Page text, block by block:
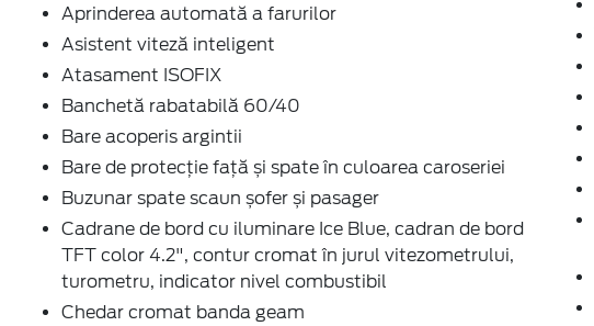
Aprinderea automată a farurilor
Asistent viteză inteligent
Atasament ISOFIX
Banchetă rabatabilă 60/40
Bare acoperis argintii
Bare de protecție față și spate în culoarea caroseriei
Buzunar spate scaun șofer și pasager
Cadrane de bord cu iluminare Ice Blue, cadran de bord
TFT color 4.2", contur cromat în jurul vitezometrului,
turometru, indicator nivel combustibil
Chedar cromat banda geam